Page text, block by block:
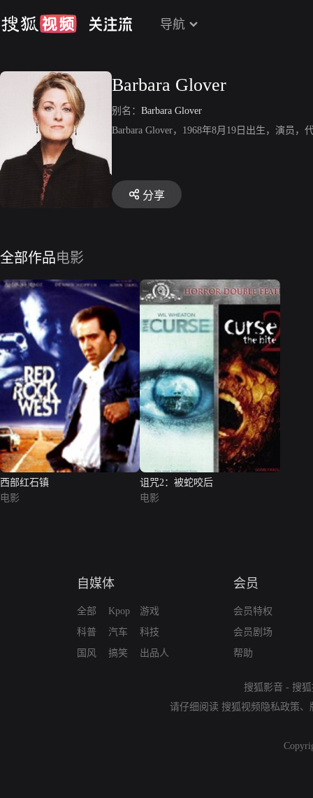
导航
Barbara Glover
别名： Barbara Glover
Barbara Glover，1968年8月19日出生，演员，
分享
全部作品电影
西部红石镇
电影
诅咒2：被蛇咬后
电影
自媒体
全部
科普
国风
Kpop
汽车
搞笑
游戏
科技
出品人
会员
会员特权
会员剧场
帮助
搜狐影音 - 搜
请仔细阅读 搜狐视频隐私政策、